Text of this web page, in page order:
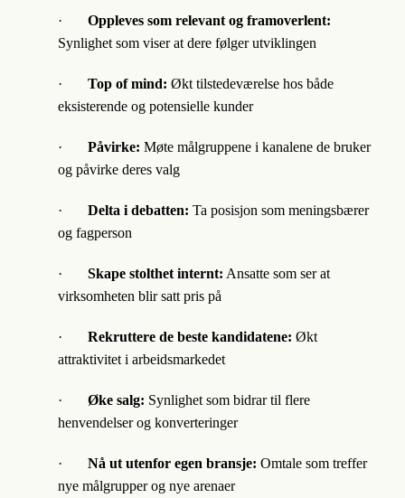
· Oppleves som relevant og framoverlent:
Synlighet som viser at dere følger utviklingen
· Top of mind: Økt tilstedeværelse hos både
eksisterende og potensielle kunder
· Påvirke: Møte målgruppene i kanalene de bruker
og påvirke deres valg
· Delta i debatten: Ta posisjon som meningsbærer
og fagperson
· Skape stolthet internt: Ansatte som ser at
virksomheten blir satt pris på
· Rekruttere de beste kandidatene: Økt
attraktivitet i arbeidsmarkedet
· Øke salg: Synlighet som bidrar til flere
henvendelser og konverteringer
· Nå ut utenfor egen bransje: Omtale som treffer
nye målgrupper og nye arenaer